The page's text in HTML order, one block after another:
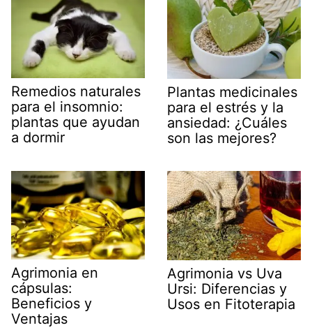
Remedios naturales
para el insomnio:
plantas que ayudan
a dormir
Plantas medicinales
para el estrés y la
ansiedad: ¿Cuáles
son las mejores?
Agrimonia en
cápsulas:
Beneficios y
Ventajas
Agrimonia vs Uva
Ursi: Diferencias y
Usos en Fitoterapia